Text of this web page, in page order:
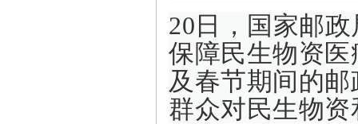
20日，国家邮
保障民生物资
及春节期间的
群众对民生物